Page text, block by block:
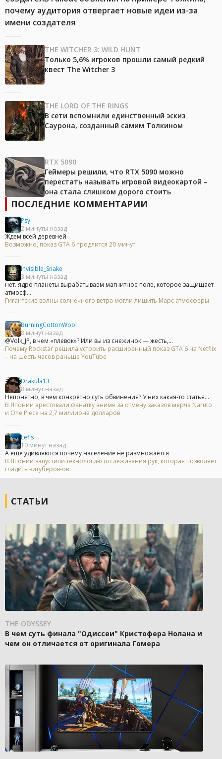
почему аудитория отвергает новые идеи из-за
имени создателя
THE WITCHER 3: WILD HUNT
Только 5,6% игроков прошли самый редкий
квест The Witcher 3
THE LORD OF THE RINGS
В сети вспомнили единственный эскиз
Саурона, созданный самим Толкином
RTX 5090
Геймеры решили, что RTX 5090 можно
перестать называть игровой видеокартой –
она стала слишком дорого стоить
ПОСЛЕДНИЕ КОММЕНТАРИИ
Psy
2 минуты назад
Ждем всей деревней
Возможно, показ GTA 6 продлится 20 минут
Invisible_Snake
3 минуты назад
нет. ядро планеты вырабатываем магнитное поле, которое защищает
атмосф...
Гигантские волны солнечного ветра могли лишить Марс атмосферы
BurningCottonWool
8 минут назад
@Volk_JP, в чем «плевок»? Или вы из снежинок — жесть,...
Почему Rockstar решила устроить расширенный показ GTA 6 на Netflix
– на шесть часов раньше YouTube
Drakula13
8 минут назад
Непонятно, в чем конкретно суть обвинения? У них какая-то статья...
В Японии арестовали фанатку аниме за отмену заказов мерча Naruto
и One Piece на 2,7 миллиона долларов
Lefis
10 минут назад
А ещё удивляются почему население не размножается
В Японии запустили технологию отслеживания рук, которая позволяет
гладить витуберов-ов
СТАТЬИ
THE ODYSSEY
В чем суть финала "Одиссеи" Кристофера Нолана и
чем он отличается от оригинала Гомера